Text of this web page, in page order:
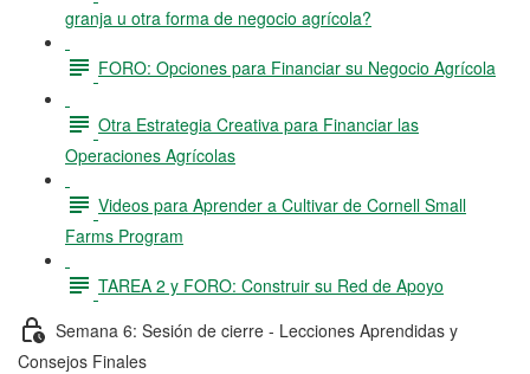
granja u otra forma de negocio agrícola?
FORO: Opciones para Financiar su Negocio Agrícola
Otra Estrategia Creativa para Financiar las
Operaciones Agrícolas
Videos para Aprender a Cultivar de Cornell Small
Farms Program
TAREA 2 y FORO: Construir su Red de Apoyo
Semana 6: Sesión de cierre - Lecciones Aprendidas y
Consejos Finales